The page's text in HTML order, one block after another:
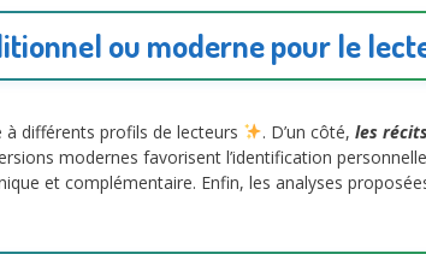
ou moderne pour le
différents profils de lecteurs . D’un côté, les
modernes favorisent l’identification
et complémentaire. Enfin, les analyses